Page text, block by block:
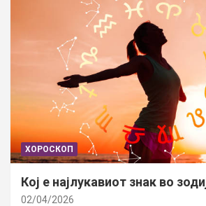
ХОРОСКОП
Кој е најлукавиот знак во
02/04/2026